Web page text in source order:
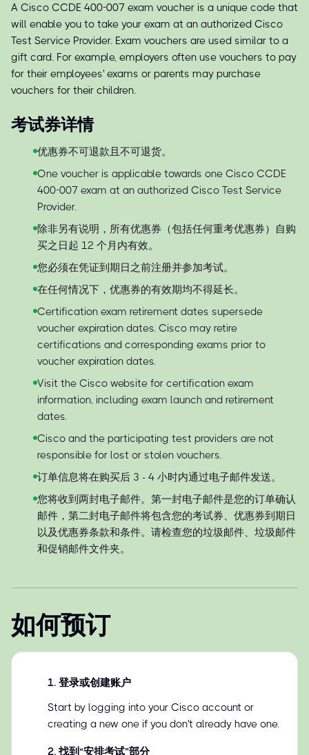
A Cisco CCDE 400-007 exam voucher is a unique code that
will enable you to take your exam at an authorized Cisco
Test Service Provider. Exam vouchers are used similar to a
gift card. For example, employers often use vouchers to pay
for their employees' exams or parents may purchase
vouchers for their children.
考试券详情
优惠券不可退款且不可退货。
One voucher is applicable towards one Cisco CCDE
400-007 exam at an authorized Cisco Test Service
Provider.
除非另有说明，所有优惠券（包括任何重考优惠券）自购
买之日起 12 个月内有效。
您必须在凭证到期日之前注册并参加考试。
在任何情况下，优惠券的有效期均不得延长。
Certification exam retirement dates supersede
voucher expiration dates. Cisco may retire
certifications and corresponding exams prior to
voucher expiration dates.
Visit the Cisco website for certification exam
information, including exam launch and retirement
dates.
Cisco and the participating test providers are not
responsible for lost or stolen vouchers.
订单信息将在购买后 3 - 4 小时内通过电子邮件发送。
您将收到两封电子邮件。第一封电子邮件是您的订单确认
邮件，第二封电子邮件将包含您的考试券、优惠券到期日
以及优惠券条款和条件。请检查您的垃圾邮件、垃圾邮件
和促销邮件文件夹。
如何预订
1. 登录或创建账户
Start by logging into your Cisco account or
creating a new one if you don't already have one.
2. 找到“安排考试”部分